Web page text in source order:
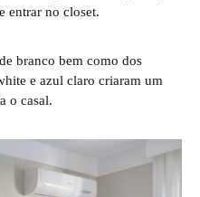
entrar no closet.
branco bem como dos
e azul claro criaram um
o casal.